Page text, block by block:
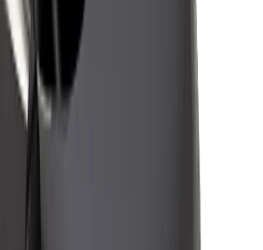
įmonių savininkams